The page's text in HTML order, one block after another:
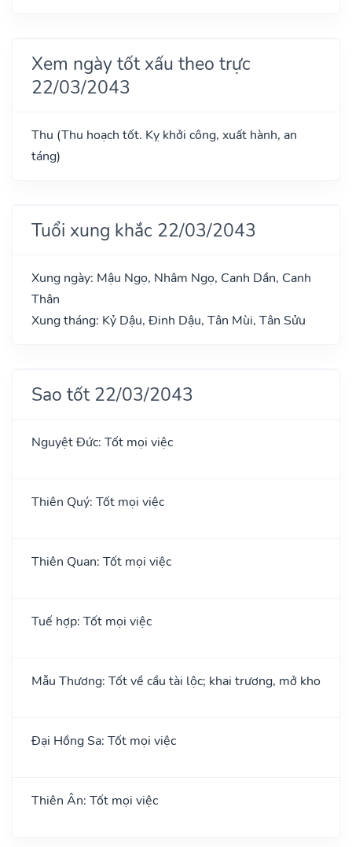
Xem ngày tốt xấu theo trực
22/03/2043
Thu (Thu hoạch tốt. Kỵ khởi công, xuất hành, an
táng)
Tuổi xung khắc 22/03/2043
Xung ngày: Mậu Ngọ, Nhâm Ngọ, Canh Dần, Canh
Thân
Xung tháng: Kỷ Dậu, Đinh Dậu, Tân Mùi, Tân Sửu
Sao tốt 22/03/2043
Nguyệt Đức: Tốt mọi việc
Thiên Quý: Tốt mọi việc
Thiên Quan: Tốt mọi việc
Tuế hợp: Tốt mọi việc
Mẫu Thương: Tốt về cầu tài lộc; khai trương, mở kho
Đại Hồng Sa: Tốt mọi việc
Thiên Ân: Tốt mọi việc